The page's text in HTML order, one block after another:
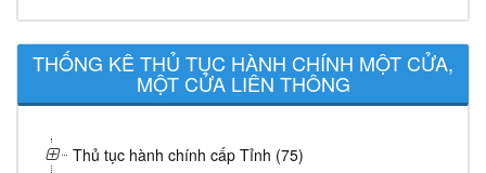
THỐNG KÊ THỦ TỤC HÀNH CHÍNH MỘT CỬA,
MỘT CỬA LIÊN THÔNG
Thủ tục hành chính cấp Tỉnh (75)